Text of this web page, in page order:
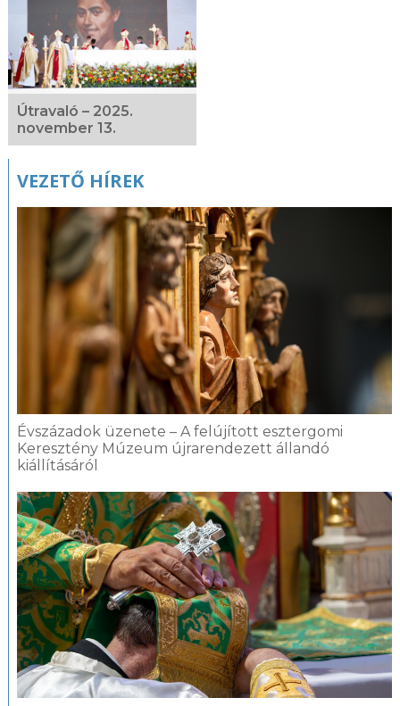
Útravaló – 2025.
november 13.
VEZETŐ HÍREK
Évszázadok üzenete – A felújított esztergomi
Keresztény Múzeum újrarendezett állandó
kiállításáról